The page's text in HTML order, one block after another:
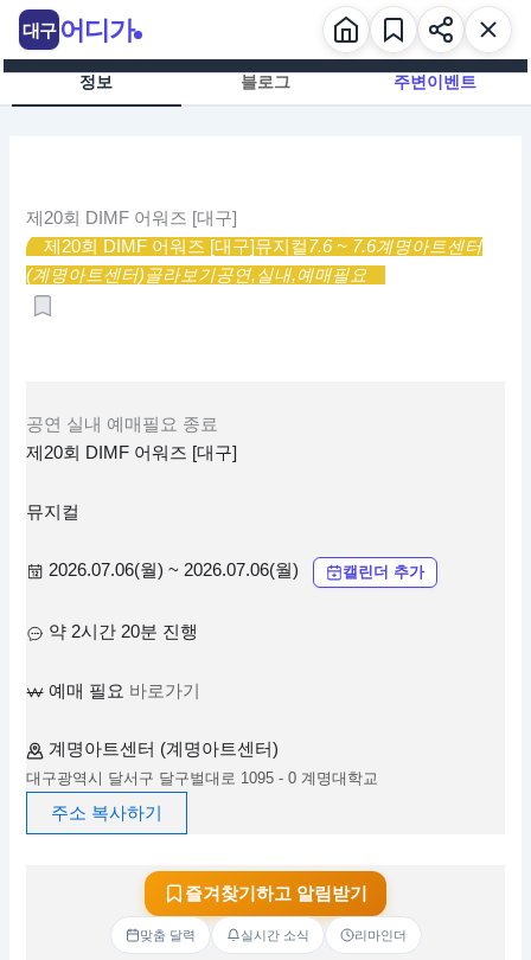
츠
정보 블로그 주변이벤트
제20회 DIMF 어워즈 [대구]
제20회 DIMF 어워즈 [대구]뮤지컬7.6 ~ 7.6계명아트센터
(계명아트센터)골라보기공연,실내,예매필요
공연 실내 예매필요 종료
제20회 DIMF 어워즈 [대구]
뮤지컬
2026.07.06(월) ~ 2026.07.06(월) 캘린더 추가
약 2시간 20분 진행
예매 필요 바로가기
계명아트센터 (계명아트센터)
대구광역시 달서구 달구벌대로 1095 - 0 계명대학교
주소 복사하기
즐겨찾기하고 알림받기
맞춤 달력 실시간 소식 리마인더
대구 어디가